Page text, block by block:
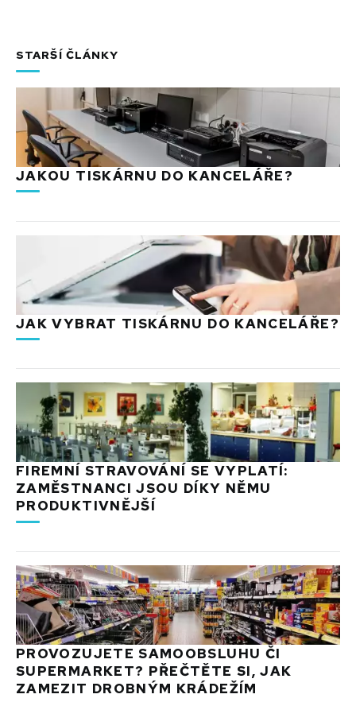
STARŠÍ ČLÁNKY
JAKOU TISKÁRNU DO KANCELÁŘE?
JAK VYBRAT TISKÁRNU DO KANCELÁŘE?
FIREMNÍ STRAVOVÁNÍ SE VYPLATÍ:
ZAMĚSTNANCI JSOU DÍKY NĚMU
PRODUKTIVNĚJŠÍ
PROVOZUJETE SAMOOBSLUHU ČI
SUPERMARKET? PŘEČTĚTE SI, JAK
ZAMEZIT DROBNÝM KRÁDEŽÍM